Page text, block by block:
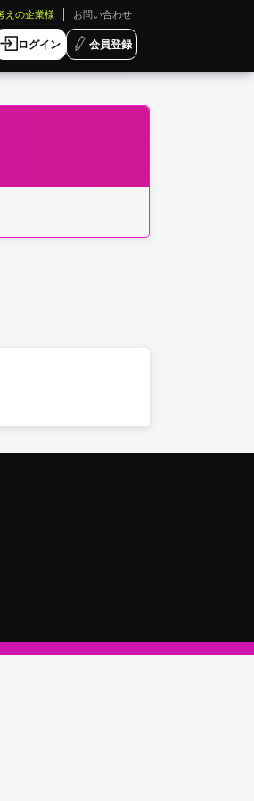
えの企業様 お問い合わせ
ログイン 会員登録